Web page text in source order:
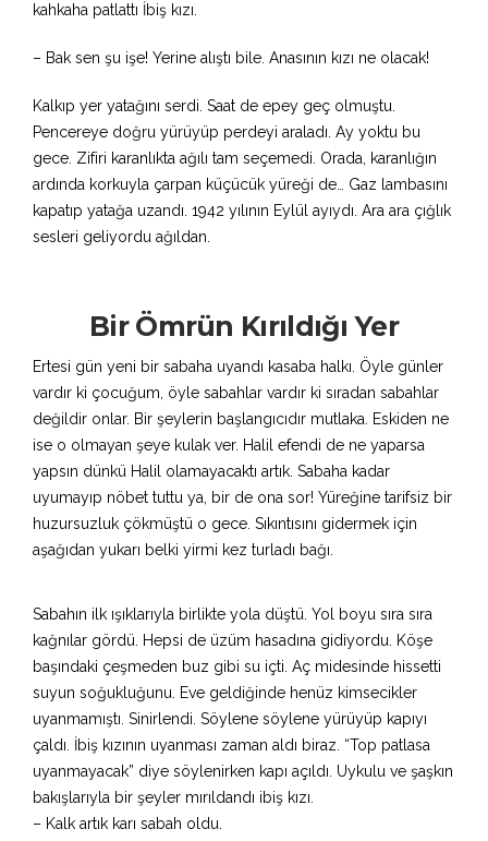
kahkaha patlattı İbiş kızı.
– Bak sen şu işe! Yerine alıştı bile. Anasının kızı ne olacak!
Kalkıp yer yatağını serdi. Saat de epey geç olmuştu.
Pencereye doğru yürüyüp perdeyi araladı. Ay yoktu bu
gece. Zifiri karanlıkta ağılı tam seçemedi. Orada, karanlığın
ardında korkuyla çarpan küçücük yüreği de… Gaz lambasını
kapatıp yatağa uzandı. 1942 yılının Eylül ayıydı. Ara ara çığlık
sesleri geliyordu ağıldan.
Bir Ömrün Kırıldığı Yer
Ertesi gün yeni bir sabaha uyandı kasaba halkı. Öyle günler
vardır ki çocuğum, öyle sabahlar vardır ki sıradan sabahlar
değildir onlar. Bir şeylerin başlangıcıdır mutlaka. Eskiden ne
ise o olmayan şeye kulak ver. Halil efendi de ne yaparsa
yapsın dünkü Halil olamayacaktı artık. Sabaha kadar
uyumayıp nöbet tuttu ya, bir de ona sor! Yüreğine tarifsiz bir
huzursuzluk çökmüştü o gece. Sıkıntısını gidermek için
aşağıdan yukarı belki yirmi kez turladı bağı.
Sabahın ilk ışıklarıyla birlikte yola düştü. Yol boyu sıra sıra
kağnılar gördü. Hepsi de üzüm hasadına gidiyordu. Köşe
başındaki çeşmeden buz gibi su içti. Aç midesinde hissetti
suyun soğukluğunu. Eve geldiğinde henüz kimsecikler
uyanmamıştı. Sinirlendi. Söylene söylene yürüyüp kapıyı
çaldı. İbiş kızının uyanması zaman aldı biraz. “Top patlasa
uyanmayacak” diye söylenirken kapı açıldı. Uykulu ve şaşkın
bakışlarıyla bir şeyler mırıldandı ibiş kızı.
– Kalk artık karı sabah oldu.